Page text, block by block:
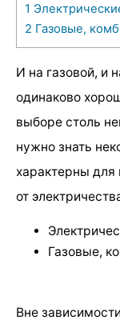
1
2 Газовые,
И на газовой, и
одинаково
выборе столь
нужно знать
характерны
от
Газовые,
Вне